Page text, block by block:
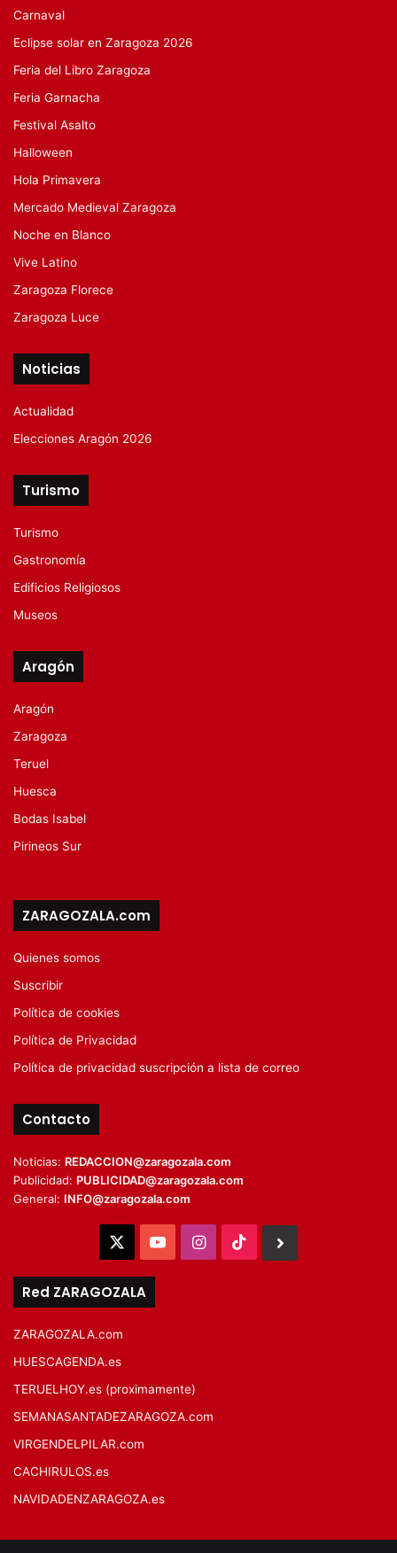
Carnaval
Eclipse solar en Zaragoza 2026
Feria del Libro Zaragoza
Feria Garnacha
Festival Asalto
Halloween
Hola Primavera
Mercado Medieval Zaragoza
Noche en Blanco
Vive Latino
Zaragoza Florece
Zaragoza Luce
Noticias
Actualidad
Elecciones Aragón 2026
Turismo
Turismo
Gastronomía
Edificios Religiosos
Museos
Aragón
Aragón
Zaragoza
Teruel
Huesca
Bodas Isabel
Pirineos Sur
ZARAGOZALA.com
Quienes somos
Suscribir
Política de cookies
Política de Privacidad
Política de privacidad suscripción a lista de correo
Contacto
Noticias: REDACCION@zaragozala.com
Publicidad: PUBLICIDAD@zaragozala.com
General: INFO@zaragozala.com
YouTubeInstagram
TikTok
Red ZARAGOZALA
ZARAGOZALA.com
HUESCAGENDA.es
TERUELHOY.es (proximamente)
SEMANASANTADEZARAGOZA.com
VIRGENDELPILAR.com
CACHIRULOS.es
NAVIDADENZARAGOZA.es